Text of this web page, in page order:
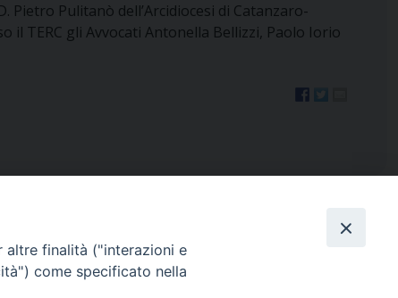
Pietro Pulitanò dell’Arcidiocesi di Catanzaro-
il TERC gli Avvocati Antonella Bellizzi, Paolo Iorio
altre finalità ("interazioni e
come specificato nella